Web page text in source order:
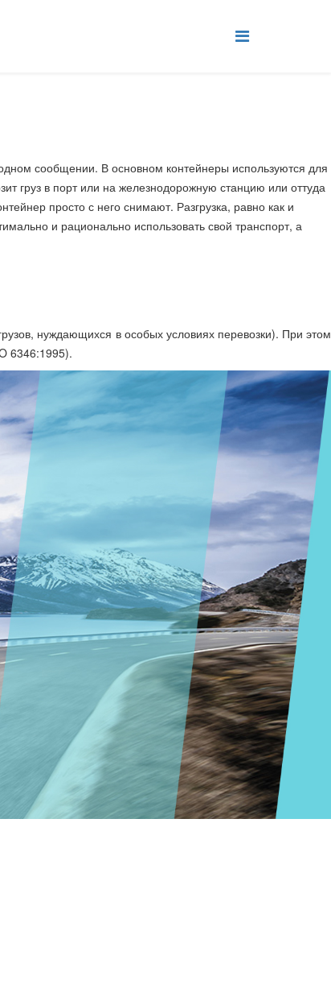
сообщении. В основном контейнеры используются для
груз в порт или на железнодорожную станцию или оттуда
просто с него снимают. Разгрузка, равно как и
и рационально использовать свой транспорт, а
нуждающихся в особых условиях перевозки). При этом
6346:1995).